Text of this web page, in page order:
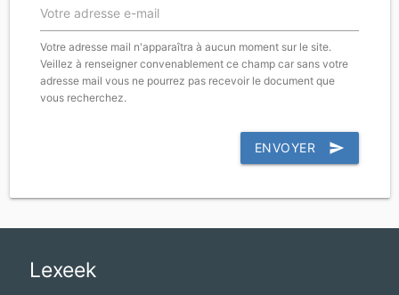
Votre adresse e-mail
Votre adresse mail n'apparaîtra à aucun moment sur le site.
Veillez à renseigner convenablement ce champ car sans votre
adresse mail vous ne pourrez pas recevoir le document que
vous recherchez.
ENVOYER send
Lexeek